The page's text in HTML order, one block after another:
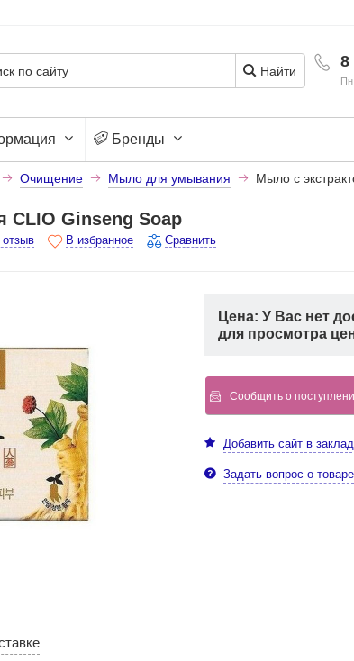
8
Найти
Бренды
Очищение Мыло для умывания Мыло с
CLIO Ginseng Soap
отзыв В избранное Сравнить
Цена: У Вас нет
для просмотра
Сообщить о
Добавить сайт в
Задать вопрос о товаре